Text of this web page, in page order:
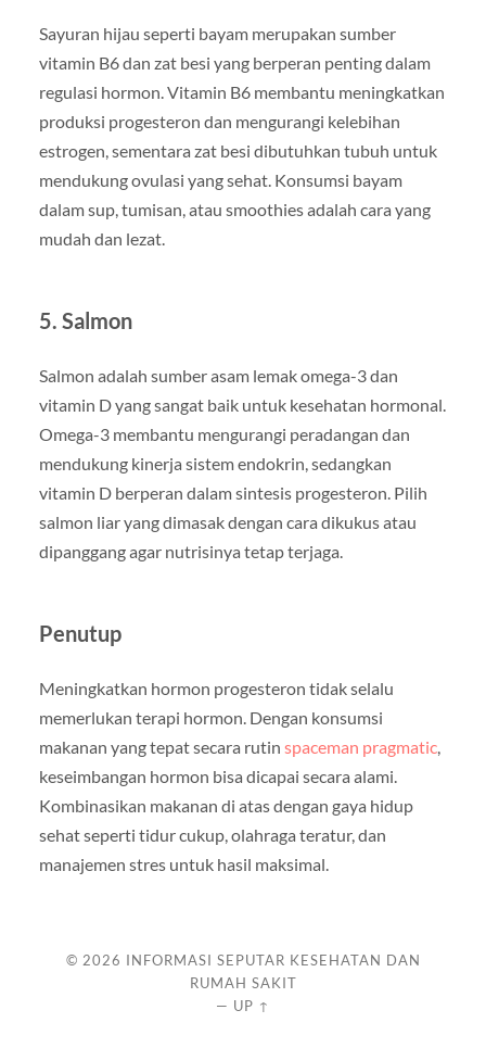
Sayuran hijau seperti bayam merupakan sumber
vitamin B6 dan zat besi yang berperan penting dalam
regulasi hormon. Vitamin B6 membantu meningkatkan
produksi progesteron dan mengurangi kelebihan
estrogen, sementara zat besi dibutuhkan tubuh untuk
mendukung ovulasi yang sehat. Konsumsi bayam
dalam sup, tumisan, atau smoothies adalah cara yang
mudah dan lezat.
5. Salmon
Salmon adalah sumber asam lemak omega-3 dan
vitamin D yang sangat baik untuk kesehatan hormonal.
Omega-3 membantu mengurangi peradangan dan
mendukung kinerja sistem endokrin, sedangkan
vitamin D berperan dalam sintesis progesteron. Pilih
salmon liar yang dimasak dengan cara dikukus atau
dipanggang agar nutrisinya tetap terjaga.
Penutup
Meningkatkan hormon progesteron tidak selalu
memerlukan terapi hormon. Dengan konsumsi
makanan yang tepat secara rutin spaceman pragmatic,
keseimbangan hormon bisa dicapai secara alami.
Kombinasikan makanan di atas dengan gaya hidup
sehat seperti tidur cukup, olahraga teratur, dan
manajemen stres untuk hasil maksimal.
© 2026 INFORMASI SEPUTAR KESEHATAN DAN
RUMAH SAKIT
— UP ↑